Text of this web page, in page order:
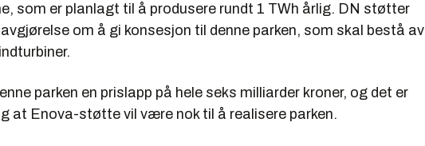
som er planlagt til å produsere rundt 1 TWh årlig. DN støtter
om å gi konsesjon til denne parken, som skal bestå av
parken en prislapp på hele seks milliarder kroner, og det er
at Enova-støtte vil være nok til å realisere parken.